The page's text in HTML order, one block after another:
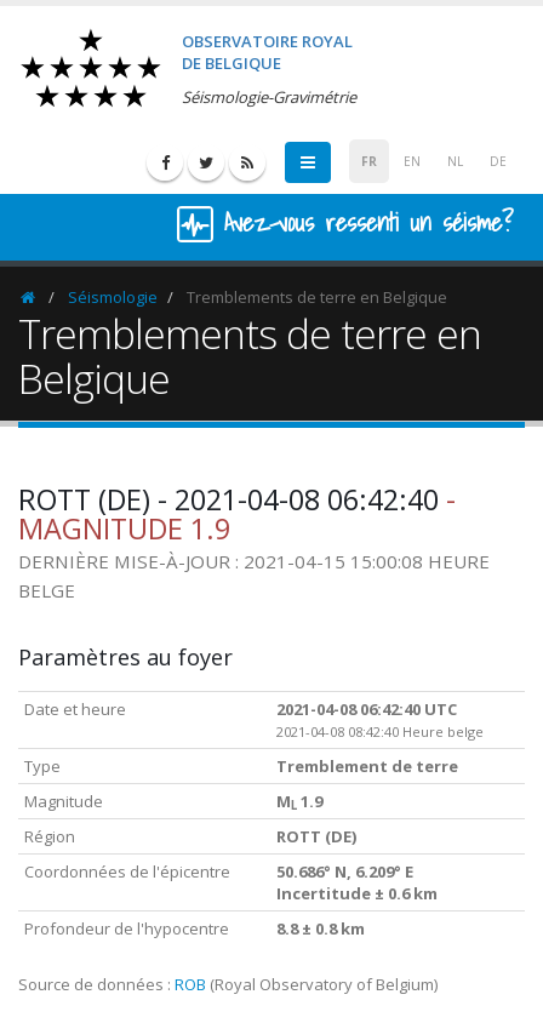
OBSERVATOIRE ROYAL
DE BELGIQUE
Séismologie-Gravimétrie
FR EN NL DE
Avez-vous ressenti un séisme?
HomepageSéismologie Tremblements de terre en Belgique
Tremblements de terre en
Belgique
ROTT (DE) - 2021-04-08 06:42:40 -
MAGNITUDE 1.9
DERNIÈRE MISE-À-JOUR : 2021-04-15 15:00:08 HEURE
BELGE
Paramètres au foyer
Date et heure 2021-04-08 06:42:40 UTC
2021-04-08 08:42:40 Heure belge
Type
Tremblement de terre
Magnitude
M L 1.9
Région
ROTT (DE)
Coordonnées de l'épicentre
50.686° N, 6.209° E
Incertitude ± 0.6 km
Profondeur de l'hypocentre
8.8 ± 0.8 km
Source de données : ROB (Royal Observatory of Belgium)